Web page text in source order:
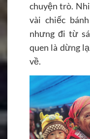
chuyện trò.
vài chiếc
nhưng đi từ
quen là dừng
về.